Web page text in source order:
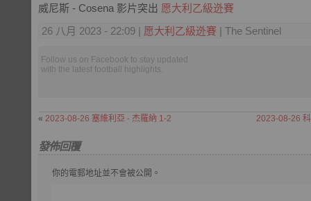
威尼斯 - Cosena 影片突出 愿大利乙級迯賽
26 八月 2023 - 22:09 | 愿大利乙級迯賽 | The Sentinel
Follow us on Facebook to stay updated
with the latest football highlights.
« 2023-08-26 塞維利亞 - 杰羅納 1-2 2023-08-26
發佈回覆
你的電郵地址並不會被公開。